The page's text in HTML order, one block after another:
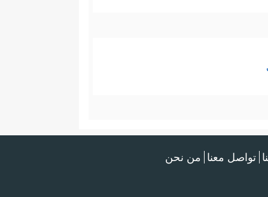
تواصل معنا من نحن